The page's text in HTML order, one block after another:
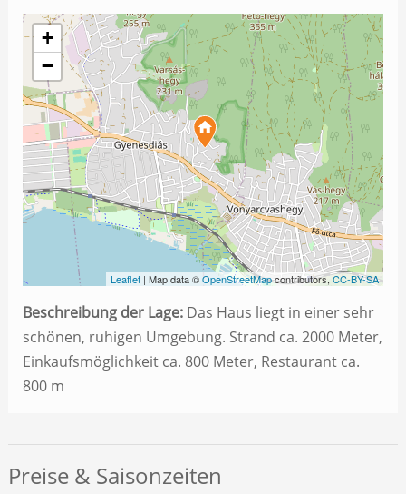
+
−
Leaflet | Map data ©OpenStreetMapcontributors,CC-BY-SA
Beschreibung der Lage:Das Haus liegt in einer sehr
schönen, ruhigen Umgebung. Strand ca. 2000 Meter,
Einkaufsmöglichkeit ca. 800 Meter, Restaurant ca.
800 m
Preise & Saisonzeiten